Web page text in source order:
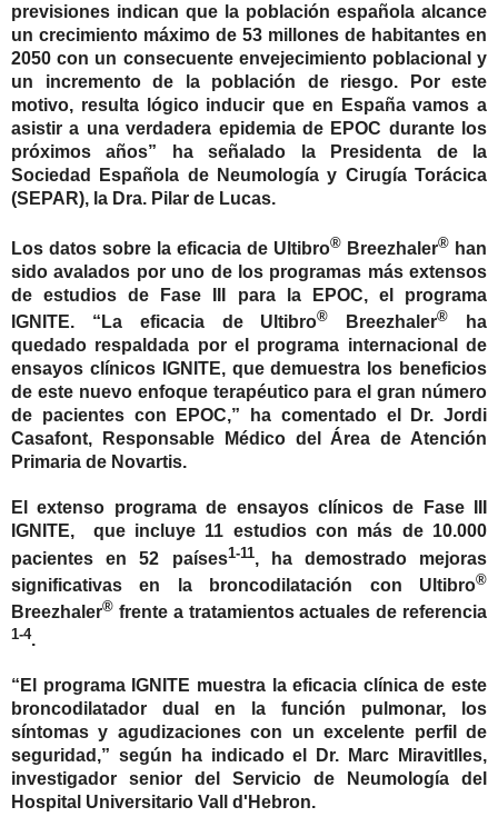
previsiones indican que la población española alcance
un crecimiento máximo de 53 millones de habitantes en
2050 con un consecuente envejecimiento poblacional y
un incremento de la población de riesgo. Por este
motivo, resulta lógico inducir que en España vamos a
asistir a una verdadera epidemia de EPOC durante los
próximos años” ha señalado la Presidenta de la
Sociedad Española de Neumología y Cirugía Torácica
(SEPAR), la Dra. Pilar de Lucas.
Los datos sobre la eficacia de Ultibro® Breezhaler® han
sido avalados por uno de los programas más extensos
de estudios de Fase III para la EPOC, el programa
IGNITE. “La eficacia de Ultibro® Breezhaler®
ha
quedado respaldada por el programa internacional de
ensayos clínicos IGNITE, que demuestra los beneficios
de este nuevo enfoque terapéutico para el gran número
de pacientes con EPOC,” ha comentado el Dr. Jordi
Casafont, Responsable Médico del Área de Atención
Primaria de Novartis.
El extenso programa de ensayos clínicos de Fase III
IGNITE, que incluye 11 estudios con más de 10.000
pacientes en 52 países1-11, ha demostrado mejoras
significativas en la broncodilatación con Ultibro®
Breezhaler® frente a tratamientos actuales de referencia
1-4.
“El programa IGNITE muestra la eficacia clínica de este
broncodilatador dual en la función pulmonar, los
síntomas y agudizaciones con un excelente perfil de
seguridad,” según ha indicado el Dr. Marc Miravitlles,
investigador senior del Servicio de Neumología del
Hospital Universitario Vall d'Hebron.